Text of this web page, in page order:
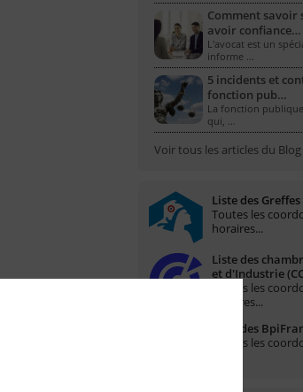
Comment savoir
avoir confiance…
L'avocat est un
informe …
5 incidents et
fonction pub…
La fonction
qui, …
Voir tous les articles du Blog
Liste des Greffes
Toutes les
horaires...
Liste des
et d'Industrie
Toutes les
horaires...
Liste des
Toutes les